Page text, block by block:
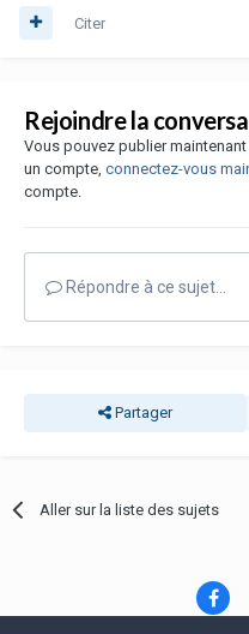
Citer
Rejoindre la
Vous pouvez publier
un compte, connectez-vous
compte.
Répondre à ce sujet…
Partager
Aller sur la liste des sujets